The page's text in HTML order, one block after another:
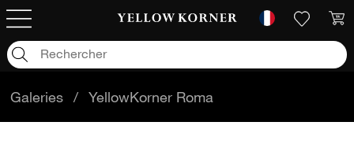
Galeries / YellowKorner Roma